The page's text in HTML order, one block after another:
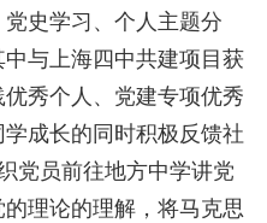
史学习、个人主题分
与上海四中共建项目获
秀个人、党建专项优秀
成长的同时积极反馈社
党员前往地方中学讲党
理论的理解，将马克思